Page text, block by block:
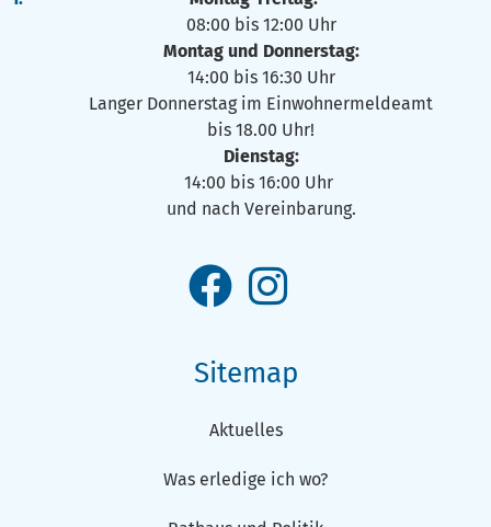
08:00 bis 12:00 Uhr
Montag und Donnerstag:
14:00 bis 16:30 Uhr
Langer Donnerstag im Einwohnermeldeamt
bis 18.00 Uhr!
Dienstag:
14:00 bis 16:00 Uhr
und nach Vereinbarung.
Sitemap
Aktuelles
Was erledige ich wo?